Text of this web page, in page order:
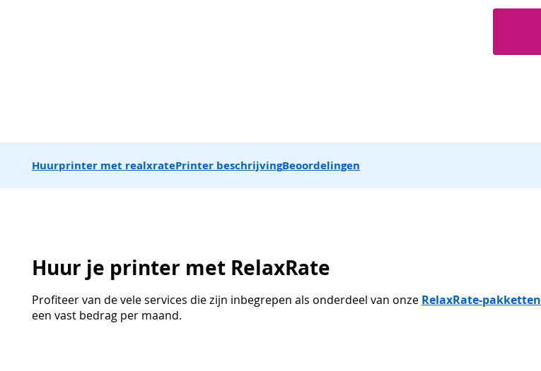
Huurprinter met realxratePrinter beschrijvingBeoordelingen
Huur je printer met RelaxRate
Profiteer van de vele services die zijn inbegrepen als onderdeel van onze RelaxRate-pakketten
een vast bedrag per maand.